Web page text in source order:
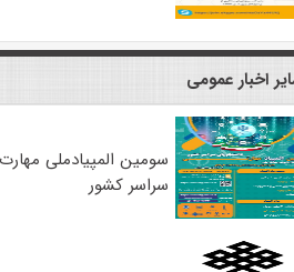
اخبار عمومی
سومین المپیادملی
سراسر کشور